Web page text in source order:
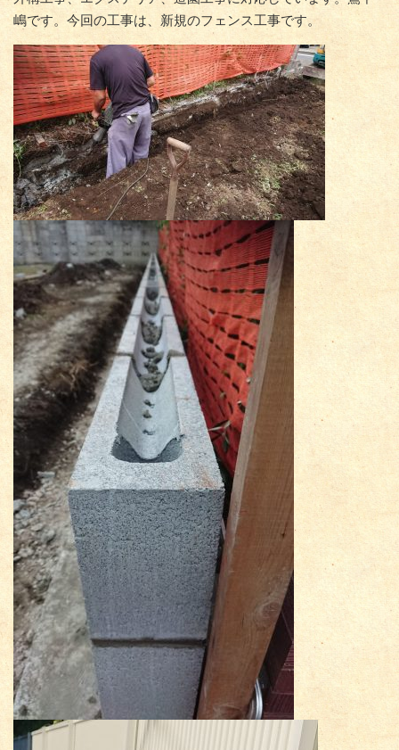
嶋です。今回の工事は、新規のフェンス工事です。